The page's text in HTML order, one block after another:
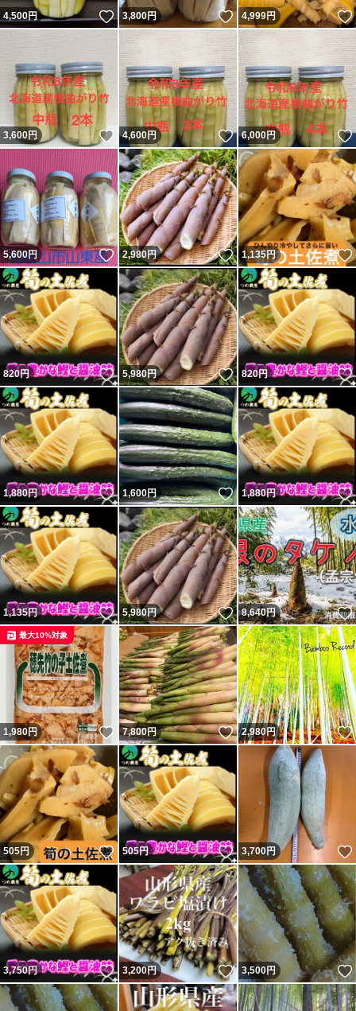
4,500円 いいね！
3,800円 いいね！
4,999円
3,600円 いいね！
4,600円 いいね！
6,000円
5,600円 いいね！
2,980円 いいね！
1,135円
820円 いいね！
5,980円 いいね！
820円
1,880円 いいね！
1,600円 いいね！
1,880円
1,135円 いいね！
5,980円 いいね！
8,640円
1,980円 いいね！
最大10%対象
7,800円 いいね！
2,980円
505円 いいね！
505円 いいね！
3,700円
3,750円 いいね！
3,200円 いいね！
3,500円